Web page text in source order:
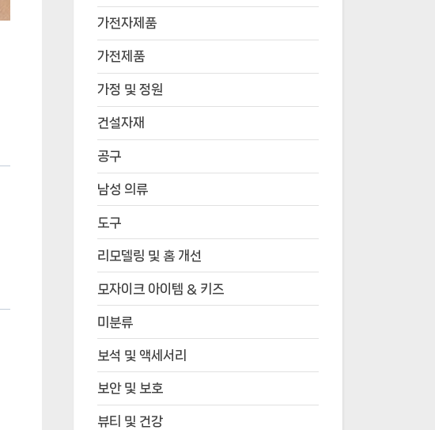
가전자제품
가전제품
가정 및 정원
건설자재
공구
남성 의류
도구
리모델링 및 홈 개선
모자이크 아이템 & 키즈
미분류
보석 및 액세서리
보안 및 보호
뷰티 및 건강